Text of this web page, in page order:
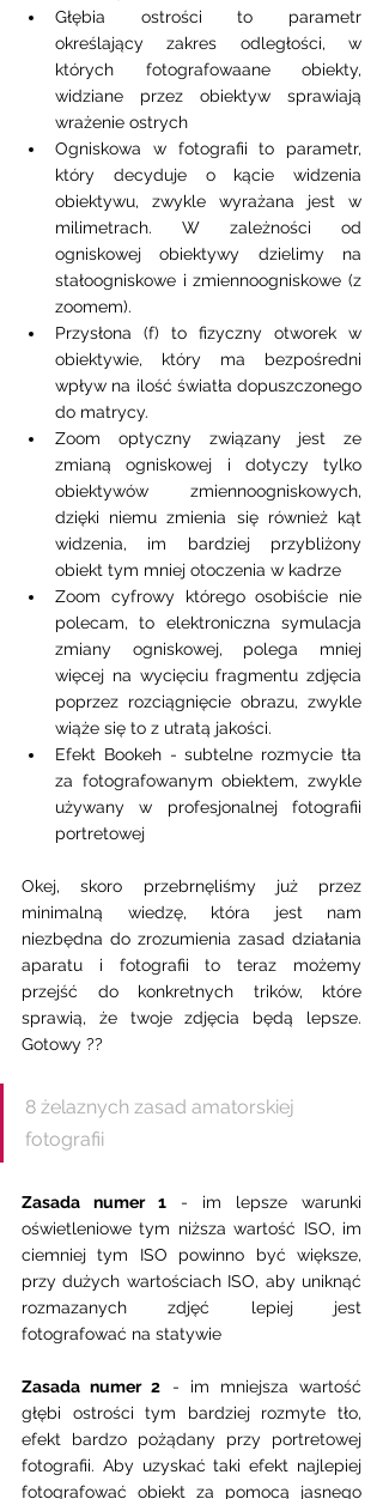
Głębia ostrości to parametr
określający zakres odległości, w
których fotografowaane obiekty,
widziane przez obiektyw sprawiają
wrażenie ostrych
Ogniskowa w fotografii to parametr,
który decyduje o kącie widzenia
obiektywu, zwykle wyrażana jest w
milimetrach. W zależności od
ogniskowej obiektywy dzielimy na
stałoogniskowe i zmiennoogniskowe (z
zoomem).
Przysłona (f) to fizyczny otworek w
obiektywie, który ma bezpośredni
wpływ na ilość światła dopuszczonego
do matrycy.
Zoom optyczny związany jest ze
zmianą ogniskowej i dotyczy tylko
obiektywów zmiennoogniskowych,
dzięki niemu zmienia się również kąt
widzenia, im bardziej przybliżony
obiekt tym mniej otoczenia w kadrze
Zoom cyfrowy którego osobiście nie
polecam, to elektroniczna symulacja
zmiany ogniskowej, polega mniej
więcej na wycięciu fragmentu zdjęcia
poprzez rozciągnięcie obrazu, zwykle
wiąże się to z utratą jakości.
Efekt Bookeh - subtelne rozmycie tła
za fotografowanym obiektem, zwykle
używany w profesjonalnej fotografii
portretowej
Okej, skoro przebrnęliśmy już przez
minimalną wiedzę, która jest nam
niezbędna do zrozumienia zasad działania
aparatu i fotografii to teraz możemy
przejść do konkretnych trików, które
sprawią, że twoje zdjęcia będą lepsze.
Gotowy ??
8 żelaznych zasad amatorskiej
fotografii
Zasada numer 1 - im lepsze warunki
oświetleniowe tym niższa wartość ISO, im
ciemniej tym ISO powinno być większe,
przy dużych wartościach ISO, aby uniknąć
rozmazanych zdjęć lepiej jest
fotografować na statywie
Zasada numer 2 - im mniejsza wartość
głębi ostrości tym bardziej rozmyte tło,
efekt bardzo pożądany przy portretowej
fotografii. Aby uzyskać taki efekt najlepiej
fotografować obiekt za pomocą jasnego